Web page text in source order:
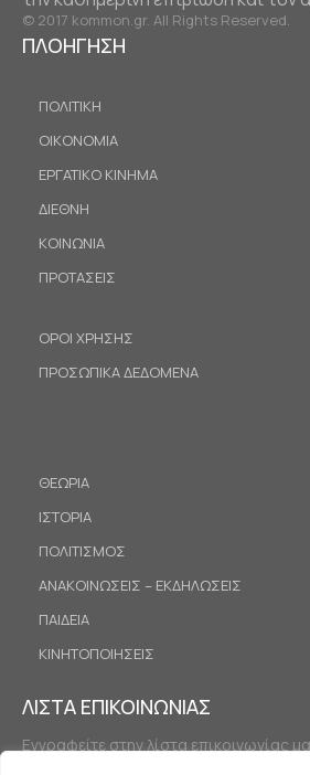
© 2017 kommon.gr. All Rights Reserved.
ΠΛΟΗΓΗΣΗ
ΠΟΛΙΤΙΚΗ
ΟΙΚΟΝΟΜΙΑ
ΕΡΓΑΤΙΚΟ ΚΙΝΗΜΑ
ΔΙΕΘΝΗ
ΚΟΙΝΩΝΙΑ
ΠΡΟΤΑΣΕΙΣ
ΟΡΟΙ ΧΡΗΣΗΣ
ΠΡΟΣΩΠΙΚΑ ΔΕΔΟΜΕΝΑ
ΘΕΩΡΙΑ
ΙΣΤΟΡΙΑ
ΠΟΛΙΤΙΣΜΟΣ
ΑΝΑΚΟΙΝΩΣΕΙΣ – ΕΚΔΗΛΩΣΕΙΣ
ΠΑΙΔΕΙΑ
ΚΙΝΗΤΟΠΟΙΗΣΕΙΣ
ΛΙΣΤΑ ΕΠΙΚΟΙΝΩΝΙΑΣ
Εγγραφείτε στην λίστα επικοινωνίας